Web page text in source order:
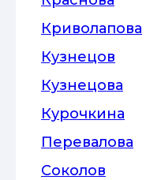
Криволапова
Кузнецов
Кузнецова
Курочкина
Перевалова
Соколов